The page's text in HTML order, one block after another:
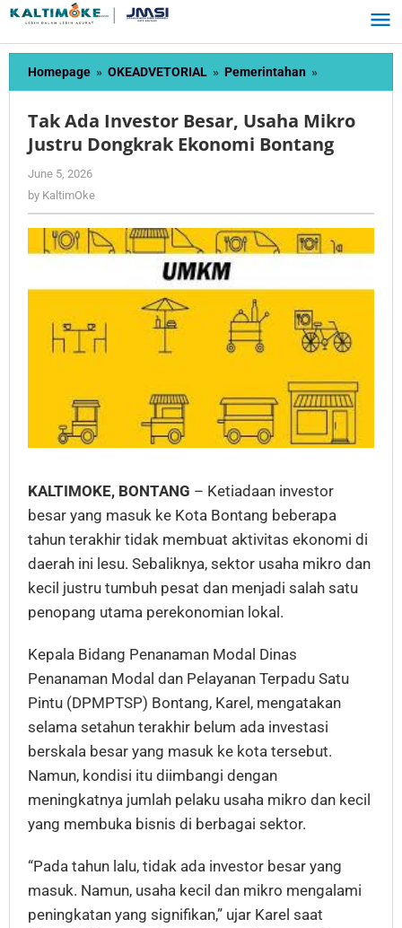
Skip
content
Homepage » OKEADVETORIAL » Pemerintahan »
Ada
Besar,
Usaha
Bontang
Tak Ada Investor Besar, Usaha Mikro
Justru Dongkrak Ekonomi Bontang
June 5, 2026
by KaltimOke
KALTIMOKE, BONTANG – Ketiadaan investor
besar yang masuk ke Kota Bontang beberapa
tahun terakhir tidak membuat aktivitas ekonomi di
daerah ini lesu. Sebaliknya, sektor usaha mikro dan
kecil justru tumbuh pesat dan menjadi salah satu
penopang utama perekonomian lokal.
Kepala Bidang Penanaman Modal Dinas
Penanaman Modal dan Pelayanan Terpadu Satu
Pintu (DPMPTSP) Bontang, Karel, mengatakan
selama setahun terakhir belum ada investasi
berskala besar yang masuk ke kota tersebut.
Namun, kondisi itu diimbangi dengan
meningkatnya jumlah pelaku usaha mikro dan kecil
yang membuka bisnis di berbagai sektor.
“Pada tahun lalu, tidak ada investor besar yang
masuk. Namun, usaha kecil dan mikro mengalami
peningkatan yang signifikan,” ujar Karel saat